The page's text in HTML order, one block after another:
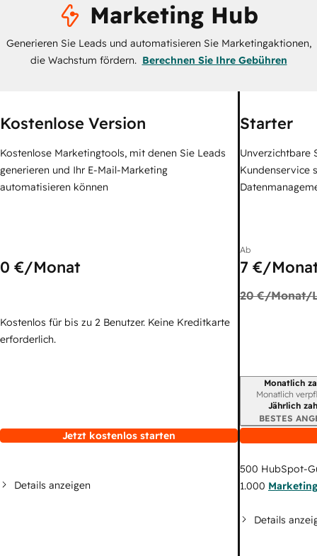
Marketing Hub
Generieren Sie Leads und automatisieren Sie Marketingaktionen,
die Wachstum fördern. Berechnen Sie Ihre Gebühren
Kostenlose Version
Kostenlose Marketingtools, mit denen Sie Leads
generieren und Ihr E-Mail-Marketing
automatisieren können
0 €/Monat
Kostenlos für bis zu 2 Benutzer. Keine Kreditkarte
erforderlich.
Jetzt kostenlos starten
Details anzeigen
Starter
Unverzichtbare
Kundenservice
Ab
7 €/
20 €/Monat/
Monatlich
Monatlich
Jährlich
BESTES
500 HubSpot-
1.000
Details